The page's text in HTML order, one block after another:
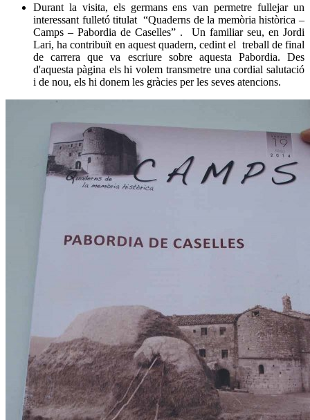
Durant la visita, els germans ens van permetre fullejar un
interessant fulletó titulat “Quaderns de la memòria històrica –
Camps – Pabordia de Caselles” . Un familiar seu, en Jordi
Lari, ha contribuït en aquest quadern, cedint el treball de final
de carrera que va escriure sobre aquesta Pabordia. Des
d'aquesta pàgina els hi volem transmetre una cordial salutació
i de nou, els hi donem les gràcies per les seves atencions.